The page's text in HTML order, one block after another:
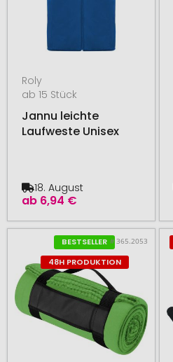
Roly
ab 15 Stück
Jannu leichte
Laufweste Unisex
ab 6,94 €
18. August
BESTSELLER
48H PRODUKTION
# 365.2053